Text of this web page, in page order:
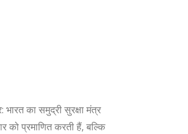
का समुद्री सुरक्षा मंत्र
को प्रमाणित करती हैं, बल्कि